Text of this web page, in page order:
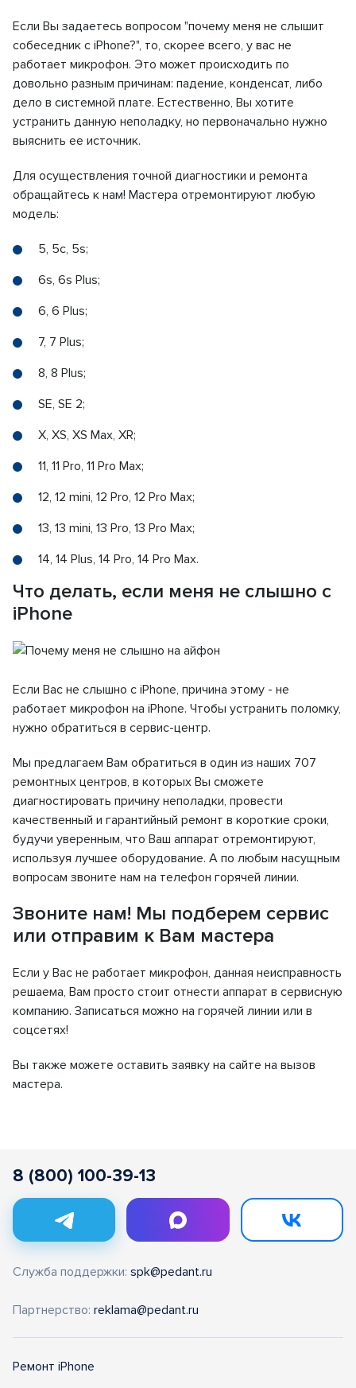
Если Вы задаетесь вопросом "почему меня не слышит
собеседник с iPhone?", то, скорее всего, у вас не
работает микрофон. Это может происходить по
довольно разным причинам: падение, конденсат, либо
дело в системной плате. Естественно, Вы хотите
устранить данную неполадку, но первоначально нужно
выяснить ее источник.
Для осуществления точной диагностики и ремонта
обращайтесь к нам! Мастера отремонтируют любую
модель:
5, 5c, 5s;
6s, 6s Plus;
6, 6 Plus;
7, 7 Plus;
8, 8 Plus;
SE, SE 2;
X, XS, XS Max, XR;
11, 11 Pro, 11 Pro Max;
12, 12 mini, 12 Pro, 12 Pro Max;
13, 13 mini, 13 Pro, 13 Pro Max;
14, 14 Plus, 14 Pro, 14 Pro Max.
Что делать, если меня не слышно с
iPhone
Если Вас не слышно с iPhone, причина этому - не
работает микрофон на iPhone. Чтобы устранить поломку,
нужно обратиться в сервис-центр.
Мы предлагаем Вам обратиться в один из наших 707
ремонтных центров, в которых Вы сможете
диагностировать причину неполадки, провести
качественный и гарантийный ремонт в короткие сроки,
будучи уверенным, что Ваш аппарат отремонтируют,
используя лучшее оборудование. А по любым насущным
вопросам звоните нам на телефон горячей линии.
Звоните нам! Мы подберем сервис
или отправим к Вам мастера
Если у Вас не работает микрофон, данная неисправность
решаема, Вам просто стоит отнести аппарат в сервисную
компанию. Записаться можно на горячей линии или в
соцсетях!
Вы также можете оставить заявку на сайте на вызов
мастера.
8 (800) 100-39-13
Служба поддержки: spk@pedant.ru
Партнерство: reklama@pedant.ru
Ремонт iPhone